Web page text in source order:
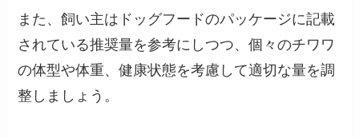
また、飼い主はドッグフードのパッケージに記載
されている推奨量を参考にしつつ、個々のチワワ
の体型や体重、健康状態を考慮して適切な量を調
整しましょう。